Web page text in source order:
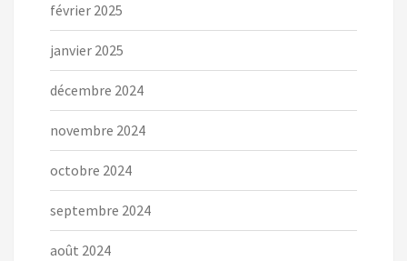
février 2025
janvier 2025
décembre 2024
novembre 2024
octobre 2024
septembre 2024
août 2024